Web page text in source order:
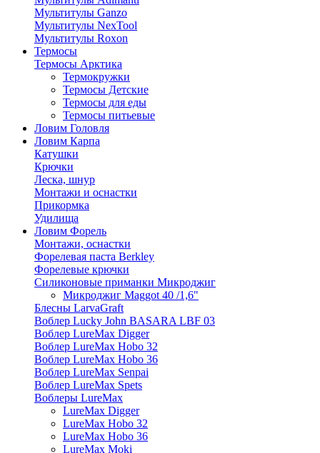
Мультитулы Ganzo
Мультитулы NexTool
Мультитулы Roxon
Термосы
Термосы Арктика
Термокружки
Термосы Детские
Термосы для еды
Термосы питьевые
Ловим Головля
Ловим Карпа
Катушки
Крючки
Леска, шнур
Монтажи и оснастки
Прикормка
Удилища
Ловим Форель
Монтажи, оснастки
Форелевая паста Berkley
Форелевые крючки
Силиконовые приманки Микроджиг
Микроджиг Maggot 40 /1,6"
Блесны LarvaGraft
Воблер Lucky John BASARA LBF 03
Воблер LureMax Digger
Воблер LureMax Hobo 32
Воблер LureMax Hobo 36
Воблер LureMax Senpai
Воблер LureMax Spets
Воблеры LureMax
LureMax Digger
LureMax Hobo 32
LureMax Hobo 36
LureMax Moki